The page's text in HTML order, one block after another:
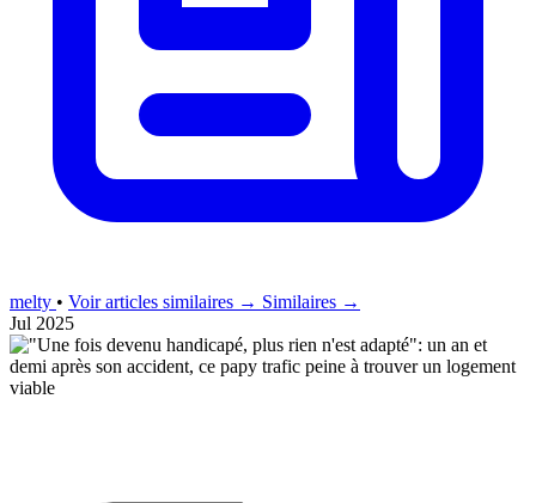
melty • Voir articles similaires → Similaires →
Jul 2025